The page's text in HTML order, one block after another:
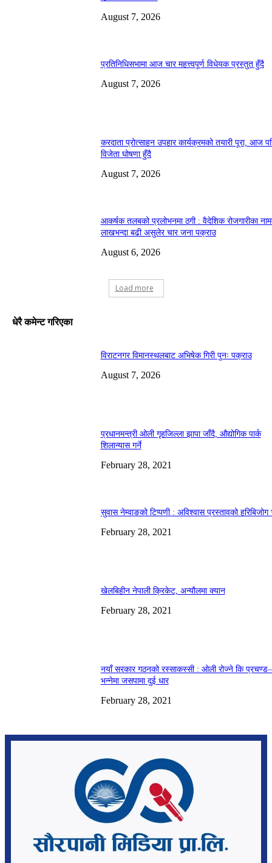
August 7, 2026
प्रतिनिधिसभामा आज चार महत्त्वपूर्ण विधेयक प्रस्तुत हुँदै
August 7, 2026
करदाता प्रोत्साहन उपहार कार्यक्रमको तयारी पूरा, आज
विजेता घोषणा हुँदै
August 7, 2026
आकर्षक तलबको प्रलोभनमा ठगी : वैदेशिक रोजगारीका
लाखभन्दा बढी असुलेर चार जना पक्राउ
August 6, 2026
Load more
धेरै कमेन्ट गरिएका
विराटनगर विमानस्थलबाट अभिषेक गिरी पुनः पक्राउ
August 7, 2026
प्रधानमन्त्री ओली गृहजिल्ला झापा जाँदै, औद्योगिक पार्क
शिलान्यास गर्ने
February 28, 2021
सुवास नेम्वाङको टिप्पणी : अविश्वास प्रस्तावको हरिबिजोग
February 28, 2021
खेलबिहीन नेपाली क्रिकेट, अन्यौलमा क्यान
February 28, 2021
नयाँ सरकार गठनको रस्साकस्सी : ओली रोज्ने कि
भन्नेमा जसपामा दुई धार
February 28, 2021